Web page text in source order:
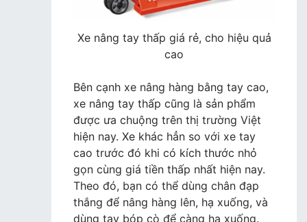
Xe nâng tay thấp giá rẻ, cho hiệu quả
cao
Bên cạnh xe nâng hàng bằng tay cao,
xe nâng tay thấp cũng là sản phẩm
được ưa chuộng trên thị trường Việt
hiện nay. Xe khác hẳn so với xe tay
cao trước đó khi có kích thước nhỏ
gọn cùng giá tiền thấp nhất hiện nay.
Theo đó, bạn có thể dùng chân đạp
thắng để nâng hàng lên, hạ xuống, và
dùng tay bóp cò để càng hạ xuống.